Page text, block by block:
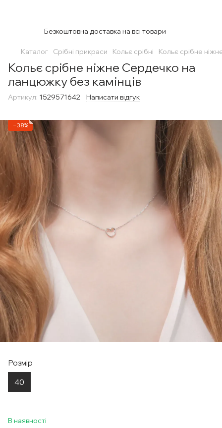
Безкоштовна доставка на всі товари
Каталог Срібні прикраси Кольє срібні Кольє срібне
Кольє срібне ніжне Сердечко на
ланцюжку без камінців
Артикул: 1529571642 Написати відгук
−38%
Розмір
40
В наявності